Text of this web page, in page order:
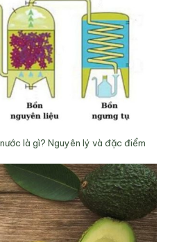
là gì? Nguyên lý và đặc điểm